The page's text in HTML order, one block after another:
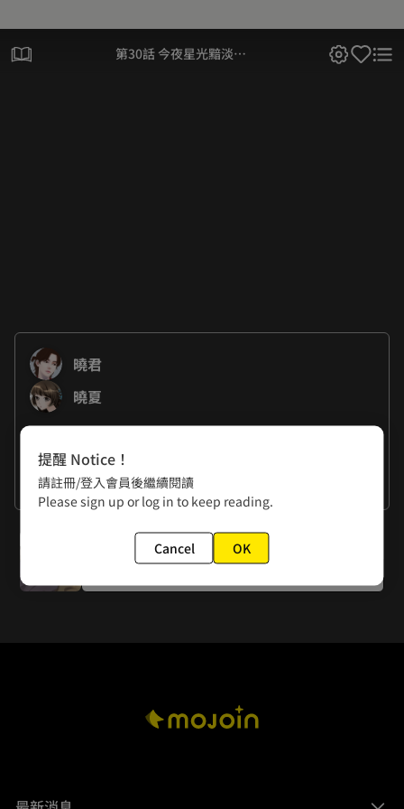
第30話 今夜星光黯淡…
曉君
曉夏
曉君：我很喜歡看天空、看星星，要不是數學爛得徹底，我應
該會去讀太空相關的學科吧…(￣ε( ￣)
曉夏：萍萍的反應太可愛了~不過真的會以為在做夢呢(oﾟ
▽ﾟ)o
看更多
提醒 Notice！
請註冊/登入會員後繼續閱讀
Please sign up or log in to keep reading.
Cancel OK